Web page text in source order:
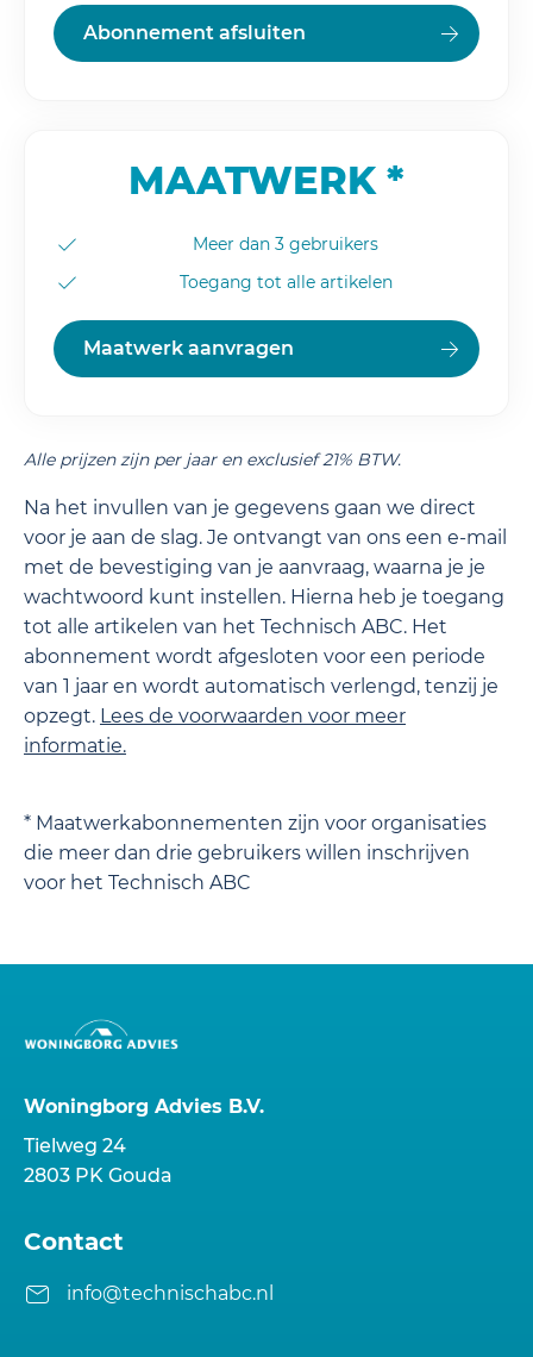
Abonnement afsluiten
MAATWERK *
Meer dan 3 gebruikers
Toegang tot alle artikelen
Maatwerk aanvragen
Alle prijzen zijn per jaar en exclusief 21% BTW.
Na het invullen van je gegevens gaan we direct
voor je aan de slag. Je ontvangt van ons een e-mail
met de bevestiging van je aanvraag, waarna je je
wachtwoord kunt instellen. Hierna heb je toegang
tot alle artikelen van het Technisch ABC. Het
abonnement wordt afgesloten voor een periode
van 1 jaar en wordt automatisch verlengd, tenzij je
opzegt. Lees de voorwaarden voor meer
informatie.
* Maatwerkabonnementen zijn voor organisaties
die meer dan drie gebruikers willen inschrijven
voor het Technisch ABC
Woningborg Advies B.V.
Tielweg 24
2803 PK Gouda
Contact
info@technischabc.nl